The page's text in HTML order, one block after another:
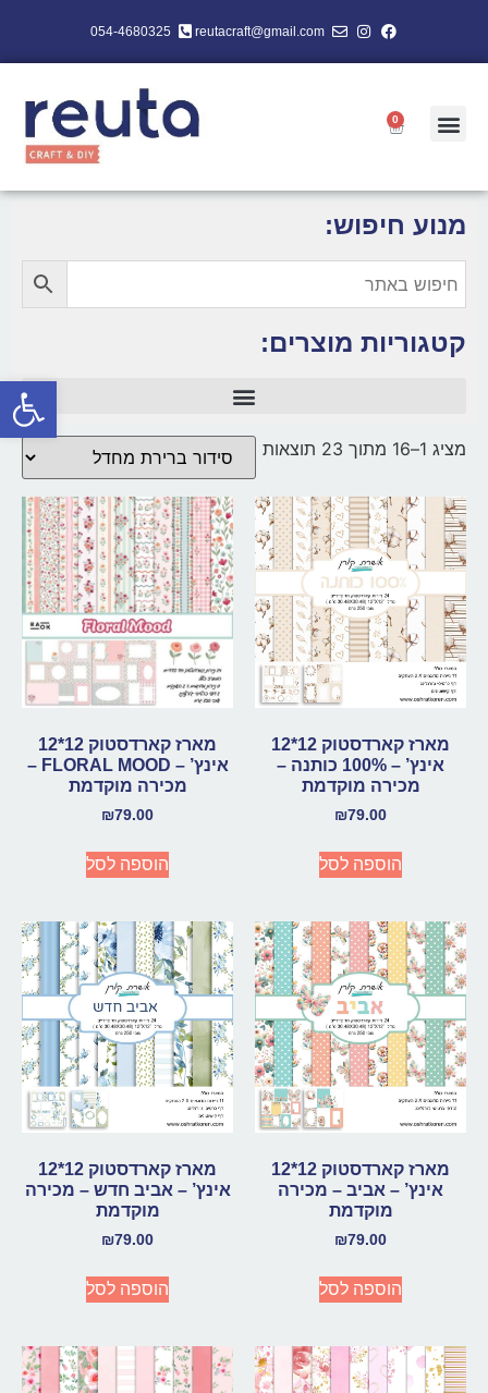
פתח
reutacraft@gmail.com
054-4680325
0
מנוע חיפוש:
קטגוריות מוצרים:
מציג 1–16 מתוך 23 תוצאות
מארז קארדסטוק 12*12
אינץ’ – 100% כותנה –
מכירה מוקדמת
₪79.00
הוספה לסל
מארז קארדסטוק 12*12
אינץ’ – FLORAL MOOD –
מכירה מוקדמת
₪79.00
הוספה לסל
מארז קארדסטוק 12*12
אינץ’ – אביב – מכירה
מוקדמת
₪79.00
הוספה לסל
מארז קארדסטוק 12*12
אינץ’ – אביב חדש – מכירה
מוקדמת
₪79.00
הוספה לסל